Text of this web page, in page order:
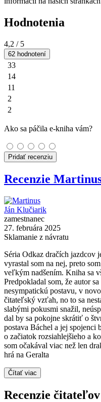
Hodnotenia
4,2 / 5
62 hodnotení
33
14
11
2
2
Ako sa páčila e-kniha vám?
Pridať recenziu
Recenzie
Ján Klučiarik
zamestnanec
27. februára 2025
Sklamanie z návratu
Séria Odkaz dračích jazdcov
vyrastal som na nej, preto
veľkým nadšením. Kniha sa
Predpokladal som, že autor
nesympatickú postavu, v
čitateľský vzťah, no to sa
slabými pokusmi snažil,
dal by sa pokojne skrátiť o
postava Báchel a jej spojenci
o začiatok rozsiahlejšieho a
som očakával viac než len
hrá na Geralta
Čítať viac
Recenzie čitateľov